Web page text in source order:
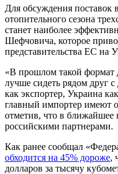
Для обсуждения поставок
отопительного сезона
станет наиболее
Шефчовича, которое
представительства ЕС на
«В прошлом такой формат
лучше сидеть рядом друг
как экспортер, Украина
главный импортер имеют
отметив, что в ближайшее
российскими партнерами.
Как ранее сообщал
обходится на 45% дороже,
долларов за тысячу